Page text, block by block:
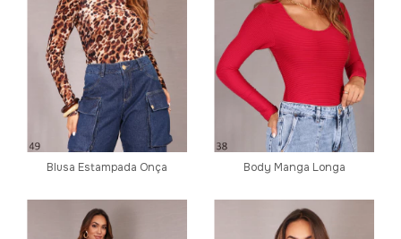
Blusa Estampada Onça Body Manga Longa